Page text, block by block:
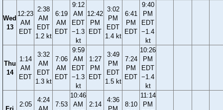
Wed
13
12:23
AM
EDT
2:38
AM
EDT
1.2 kt
6:19
AM
EDT
9:12
AM
EDT
−1.3
kt
12:42
PM
EDT
3:02
PM
EDT
1.4 kt
6:41
PM
EDT
9:40
PM
EDT
−1.4
kt
Thu
14
1:14
AM
EDT
3:32
AM
EDT
1.3 kt
7:06
AM
EDT
9:59
AM
EDT
−1.3
kt
1:27
PM
EDT
3:49
PM
EDT
1.5 kt
7:24
PM
EDT
10:26
PM
EDT
−1.4
kt
2:05
4:24
7:53
10:46
AM
2:14
4:36
8:10
11:14
PM